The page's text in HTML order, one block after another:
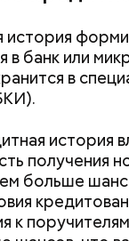
история
в банк или
в
история
получения
больше
к
вам
из
по
денег на